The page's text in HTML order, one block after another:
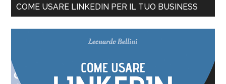
COME USARE LINKEDIN PER IL TUO BUSINESS